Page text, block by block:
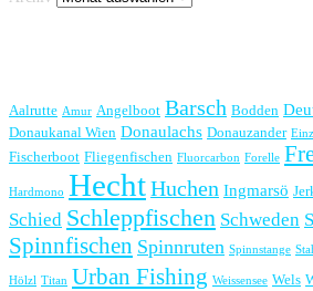
Aalrutte Amur Angelboot Barsch Bodden
Donaukanal Wien Donaulachs Donauzander
Fischerboot Fliegenfischen Fluorcarbon Forelle
Hardmono HechtHuchen Ingmarsö
Schied Schleppfischen Schweden
Spinnfischen Spinnruten Spinnstange
Hölzl Titan Urban Fishing Weissensee Wels